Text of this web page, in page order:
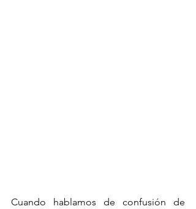
Cuando hablamos de confusión de